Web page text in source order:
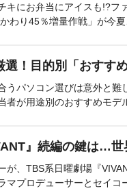
キにお弁当にアイスも!?フ
わり45％増量作戦」が今
選！目的別「おすす
うパソコン選びは意外と
者が用途別のおすすめモデ
』続編の鍵は…
が、TBS系日曜劇場『
マプロデューサーとセイコ